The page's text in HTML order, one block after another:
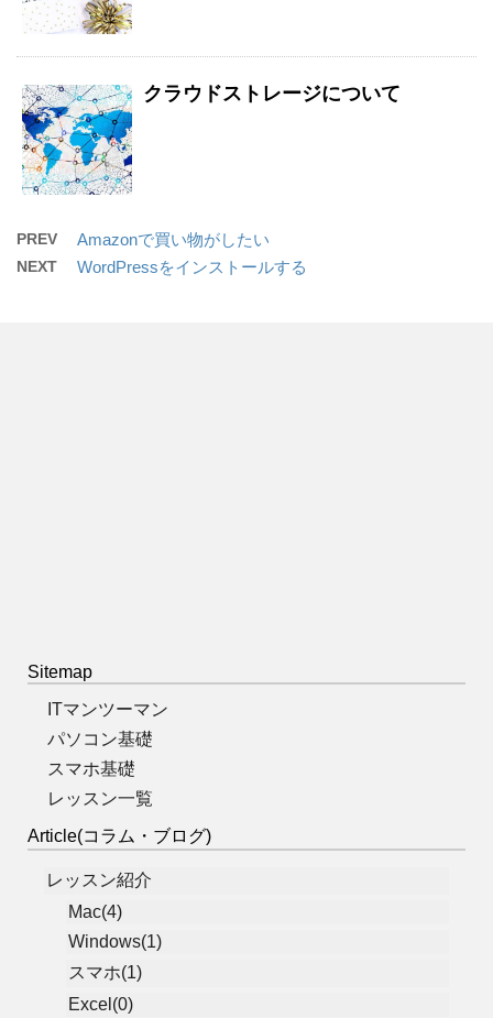
クラウドストレージについて
PREV Amazonで買い物がしたい
NEXT WordPressをインストールする
Sitemap
ITマンツーマン
パソコン基礎
スマホ基礎
レッスン一覧
Article(コラム・ブログ)
レッスン紹介
Mac(4)
Windows(1)
スマホ(1)
Excel(0)